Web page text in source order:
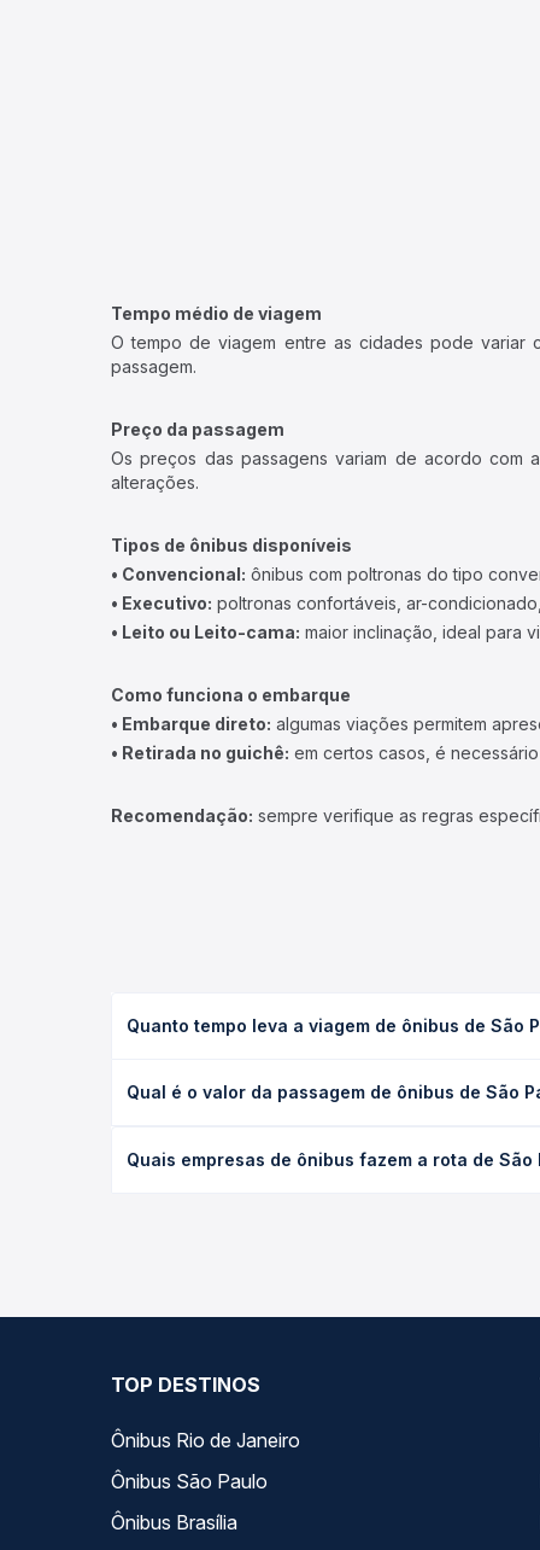
Tempo médio de viagem
O tempo de viagem entre as cidades pode variar
passagem.
Preço da passagem
Os preços das passagens variam de acordo com
alterações.
Tipos de ônibus disponíveis
• Convencional: ônibus com poltronas do tipo
• Executivo: poltronas confortáveis, ar-
• Leito ou Leito-cama: maior inclinação, ideal para
Como funciona o embarque
• Embarque direto: algumas viações permitem
• Retirada no guichê: em certos casos, é
Recomendação: sempre verifique as regras
Quanto tempo leva a viagem de ônibus de São
executivo ou leito) e as condições de tráfego. Na
Qual é o valor da passagem de ônibus de São
o tipo de poltrona e a antecedência da compra.
Quais empresas de ônibus fazem a rota de São
TOP DESTINOS
Ônibus Rio de Janeiro
Ônibus São Paulo
Ônibus Brasília